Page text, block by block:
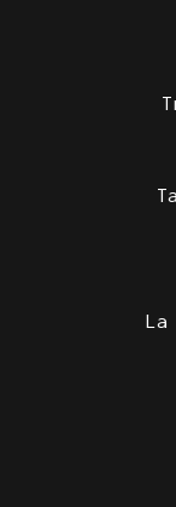
La